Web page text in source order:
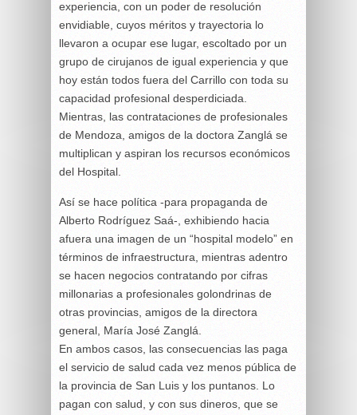
experiencia, con un poder de resolución
envidiable, cuyos méritos y trayectoria lo
llevaron a ocupar ese lugar, escoltado por un
grupo de cirujanos de igual experiencia y que
hoy están todos fuera del Carrillo con toda su
capacidad profesional desperdiciada.
Mientras, las contrataciones de profesionales
de Mendoza, amigos de la doctora Zanglá se
multiplican y aspiran los recursos económicos
del Hospital.
Así se hace política -para propaganda de
Alberto Rodríguez Saá-, exhibiendo hacia
afuera una imagen de un “hospital modelo” en
términos de infraestructura, mientras adentro
se hacen negocios contratando por cifras
millonarias a profesionales golondrinas de
otras provincias, amigos de la directora
general, María José Zanglá.
En ambos casos, las consecuencias las paga
el servicio de salud cada vez menos pública de
la provincia de San Luis y los puntanos. Lo
pagan con salud, y con sus dineros, que se